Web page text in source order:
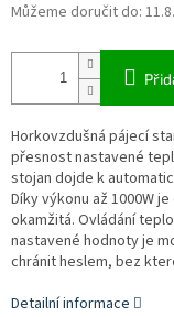
Můžeme doručit do:
Horkovzdušná pájecí
přesnost nastavené
stojan dojde k
Díky výkonu až 1000W
okamžitá. Ovládání
nastavené hodnoty je
chránit heslem, bez
Detailní informace